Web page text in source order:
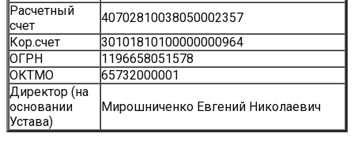
Расчетный
счет
40702810038050002357
Кор.счет
30101810100000000964
ОГРН
1196658051578
ОКТМО
65732000001
Директор (на
основании
Устава)
Мирошниченко Евгений Николаевич